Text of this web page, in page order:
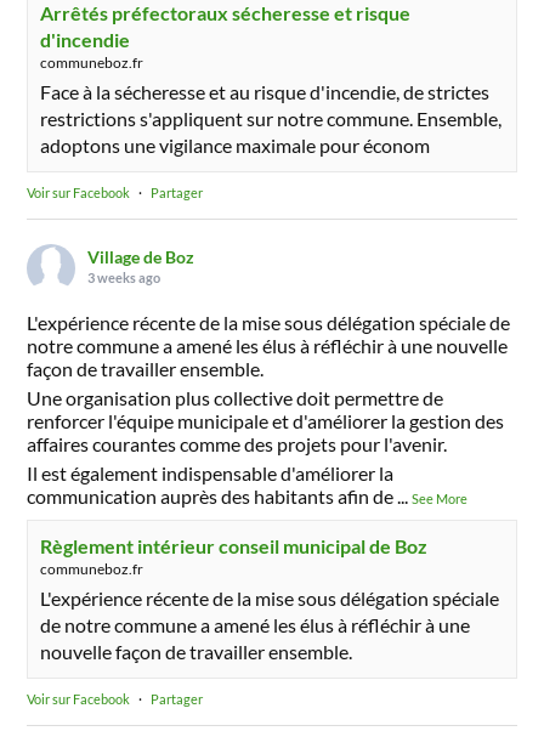
Arrêtés préfectoraux sécheresse et risque
d'incendie
communeboz.fr
Face à la sécheresse et au risque d'incendie, de strictes
restrictions s'appliquent sur notre commune. Ensemble,
adoptons une vigilance maximale pour économ
Voir sur Facebook · Partager
Village de Boz
3 weeks ago
L'expérience récente de la mise sous délégation spéciale de
notre commune a amené les élus à réfléchir à une nouvelle
façon de travailler ensemble.
Une organisation plus collective doit permettre de
renforcer l'équipe municipale et d'améliorer la gestion des
affaires courantes comme des projets pour l'avenir.
Il est également indispensable d'améliorer la
communication auprès des habitants afin de
...See More
Règlement intérieur conseil municipal de Boz
communeboz.fr
L'expérience récente de la mise sous délégation spéciale
de notre commune a amené les élus à réfléchir à une
nouvelle façon de travailler ensemble.
Voir sur Facebook · Partager